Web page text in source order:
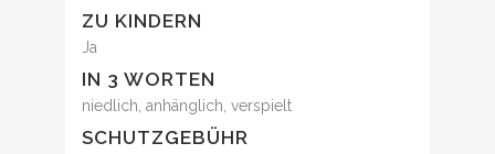
ZU KINDERN
Ja
IN 3 WORTEN
niedlich, anhänglich, verspielt
SCHUTZGEBÜHR